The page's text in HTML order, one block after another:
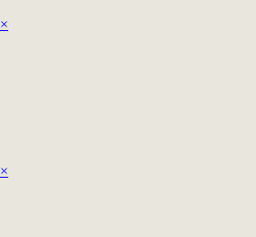
×
×